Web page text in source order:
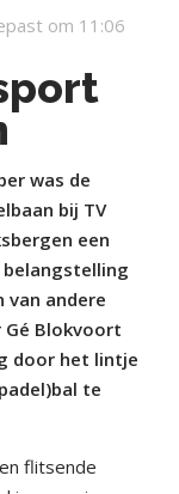
om 11:06
was de
bij TV
een
van andere
Blokvoort
door het lintje
te
flitsende